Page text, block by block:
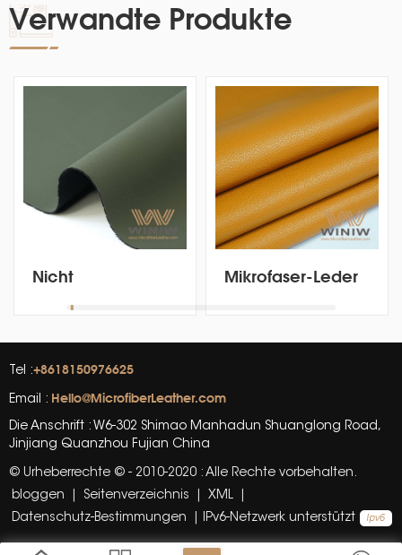
Verwandte Produkte
Nicht
Halbsilikon-
Mikrofaser-Leder
Mikrofaser-Leder
Tel :+8618150976625
Email : Hello@MicrofiberLeather.com
Die Anschrift : W6-302 Shimao Manhadun Shuanglong Road,
Jinjiang Quanzhou Fujian China
© Urheberrechte © - 2010-2020 : Alle Rechte vorbehalten.
bloggen
Seitenverzeichnis XML
Datenschutz-Bestimmungen
IPv6-Netzwerk unterstützt